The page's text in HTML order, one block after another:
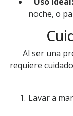
noche, o
Al ser una
requiere
Lavar a